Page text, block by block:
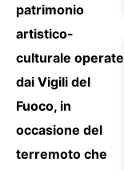
patrimonio
artistico-
culturale operate
dai Vigili del
Fuoco, in
occasione del
terremoto che